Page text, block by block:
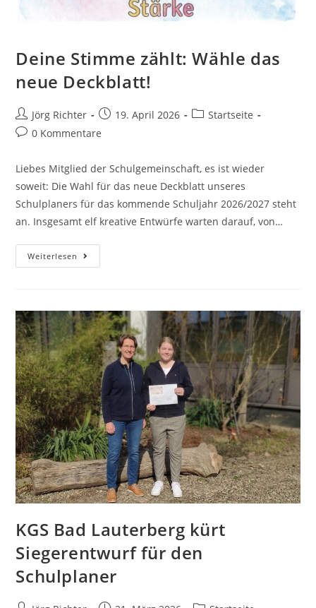
Deine Stimme zählt: Wähle das
neue Deckblatt!
Jörg Richter 19. April 2026
Startseite
0 Kommentare
Liebes Mitglied der Schulgemeinschaft, es ist wieder
soweit: Die Wahl für das neue Deckblatt unseres
Schulplaners für das kommende Schuljahr 2026/2027 steht
an. Insgesamt elf kreative Entwürfe warten darauf, von…
Weiterlesen
KGS Bad Lauterberg kürt
Siegerentwurf für den
Schulplaner